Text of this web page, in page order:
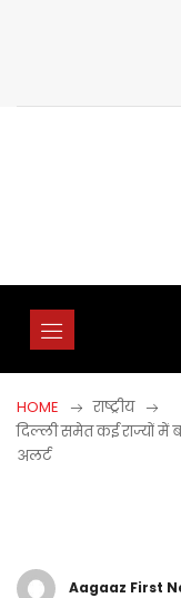
HOME
राष्ट्रीय
दिल्ली समेत कई राज्यों में
अलर्ट
Aagaaz First